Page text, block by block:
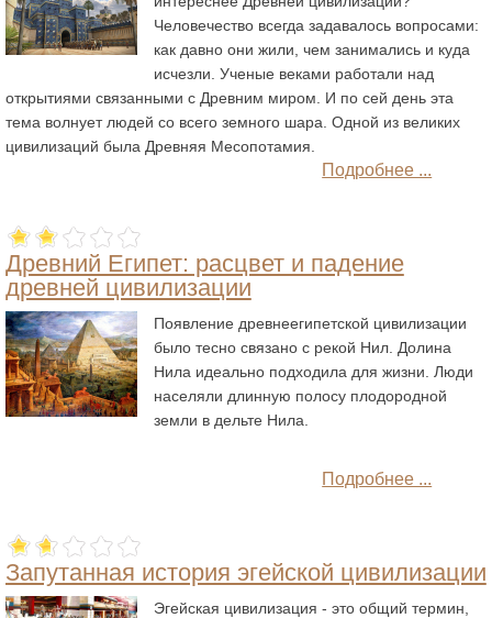
Человечество всегда задавалось вопросами:
как давно они жили, чем занимались и куда
исчезли. Ученые веками работали над
открытиями связанными с Древним миром. И по сей день эта
тема волнует людей со всего земного шара. Одной из великих
цивилизаций была Древняя Месопотамия.
Подробнее ...
Древний Египет: расцвет и падение
древней цивилизации
Появление древнеегипетской цивилизации
было тесно связано с рекой Нил. Долина
Нила идеально подходила для жизни. Люди
населяли длинную полосу плодородной
земли в дельте Нила.
Подробнее ...
Запутанная история эгейской цивилизации
Эгейская цивилизация - это общий термин,